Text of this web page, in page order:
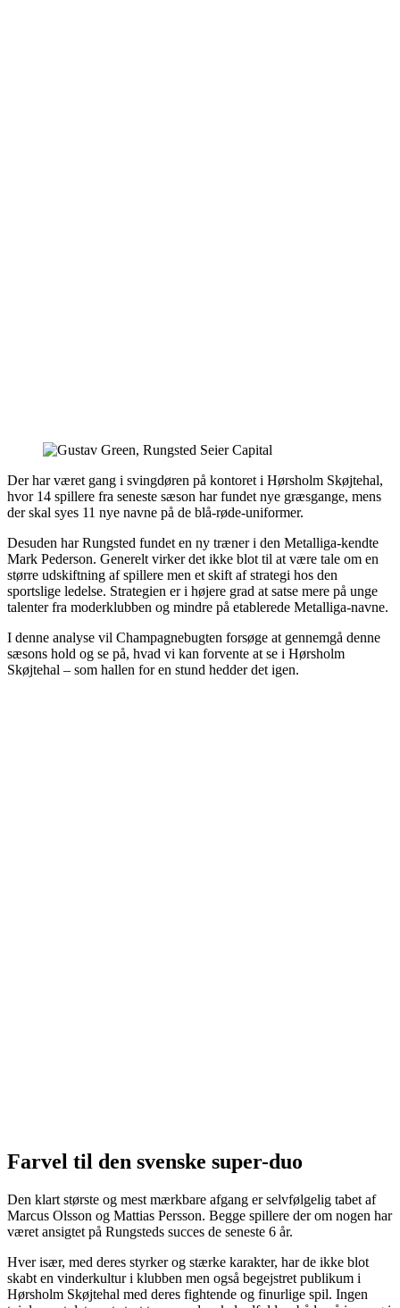
Der har været gang i svingdøren på kontoret i Hørsholm Skøjtehal,
hvor 14 spillere fra seneste sæson har fundet nye græsgange, mens
der skal syes 11 nye navne på de blå-røde-uniformer.
Desuden har Rungsted fundet en ny træner i den Metalliga-kendte
Mark Pederson. Generelt virker det ikke blot til at være tale om en
større udskiftning af spillere men et skift af strategi hos den
sportslige ledelse. Strategien er i højere grad at satse mere på unge
talenter fra moderklubben og mindre på etablerede Metalliga-navne.
I denne analyse vil Champagnebugten forsøge at gennemgå denne
sæsons hold og se på, hvad vi kan forvente at se i Hørsholm
Skøjtehal – som hallen for en stund hedder det igen.
Farvel til den svenske super-duo
Den klart største og mest mærkbare afgang er selvfølgelig tabet af
Marcus Olsson og Mattias Persson. Begge spillere der om nogen har
været ansigtet på Rungsteds succes de seneste 6 år.
Hver især, med deres styrker og stærke karakter, har de ikke blot
skabt en vinderkultur i klubben men også begejstret publikum i
Hørsholm Skøjtehal med deres fightende og finurlige spil. Ingen